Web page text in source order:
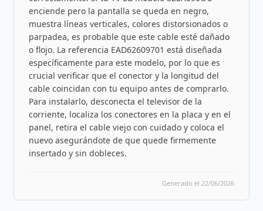
enciende pero la pantalla se queda en negro,
muestra líneas verticales, colores distorsionados o
parpadea, es probable que este cable esté dañado
o flojo. La referencia EAD62609701 está diseñada
específicamente para este modelo, por lo que es
crucial verificar que el conector y la longitud del
cable coincidan con tu equipo antes de comprarlo.
Para instalarlo, desconecta el televisor de la
corriente, localiza los conectores en la placa y en el
panel, retira el cable viejo con cuidado y coloca el
nuevo asegurándote de que quede firmemente
insertado y sin dobleces.
Generado el 22/06/2026